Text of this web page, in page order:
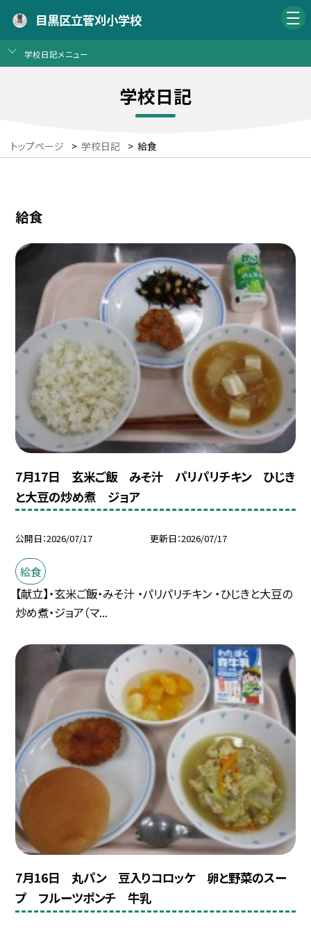
目黒区立菅刈小学校
学校日記メニュー
学校日記
トップページ > 学校日記 > 給食
給食
7月17日 玄米ご飯 みそ汁 パリパリチキン ひじき
と大豆の炒め煮 ジョア
公開日 2026/07/17 更新日 2026/07/17
給食
【献立】・玄米ご飯・みそ汁 ・パリパリチキン ・ひじきと大豆の
炒め煮・ジョア（マ...
7月16日 丸パン 豆入りコロッケ 卵と野菜のスー
プ フルーツポンチ 牛乳